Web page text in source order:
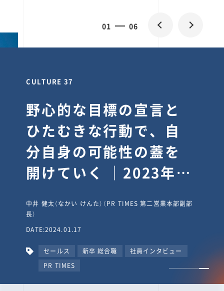
0 06
CULTURE 30
逆境では自分のスタン
スを変え“予想を裏切
り、期待を超える”【真
輔塾・前編】
山田真輔（やまだ しんすけ）（執行役員 兼 Jooto事業部
長）
DATE:2023.09.08
カルチャー CxO キャリア入社 Jooto